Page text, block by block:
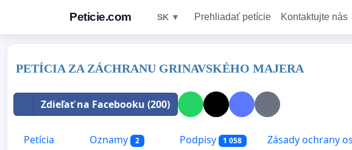
Peticie.com SK ▼ Prehliadať petície Kontaktujte nás
PETÍCIA ZA ZÁCHRANU GRINAVSKÉHO MAJERA
Zdieľať na Facebooku (200)
Petícia Oznamy 2 Podpisy 1 058 Zásady ochrany